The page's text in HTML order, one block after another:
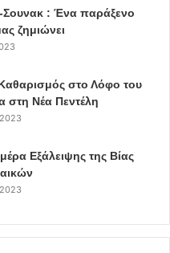
Σουνακ : Ένα παράξενο
ζημιώνει
στο Λόφο του
στη Νέα Πεντέλη
Εξάλειψης της Βίας